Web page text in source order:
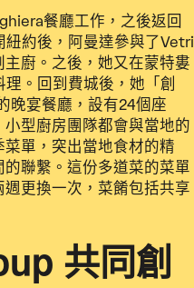
餐廳工作，之後返回
紐約後，阿曼達參與了Vetri
廚。之後，她又在蒙特婁
。回到費城後，她「創
晚宴餐廳，設有24個座
型廚房團隊都會與當地的
單，突出當地食材的精
聯繫。這份多道菜的菜單
更換一次，菜餚包括共享
共同創